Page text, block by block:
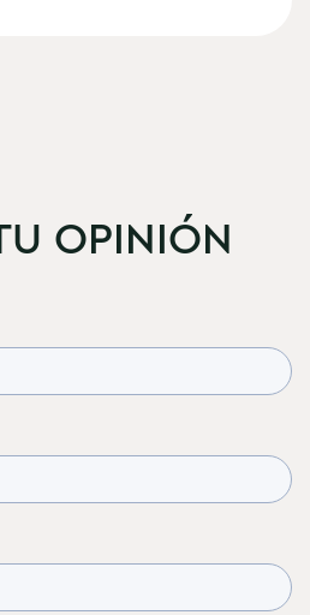
OPINIÓN